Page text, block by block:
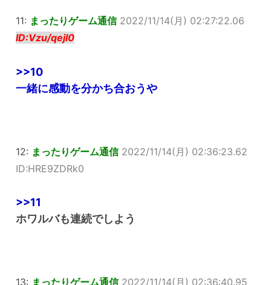
11: まったりゲーム通信 2022/11/14(月) 02:27:22.06
ID:Vzu/qejI0
>>10
一緒に感動を分かち合おうや
12: まったりゲーム通信 2022/11/14(月) 02:36:23.62
ID:HRE9ZDRk0
>>11
ホワルバも連続でしよう
13: まったりゲーム通信 2022/11/14(月) 02:36:40.95